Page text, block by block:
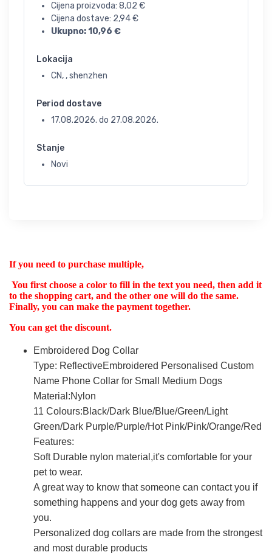
Cijena proizvoda: 8,02 €
Cijena dostave: 2,94€
Ukupno:10,96 €
Lokacija
CN, , shenzhen
Period dostave
17.08.2026. do 27.08.2026.
Stanje
Novi